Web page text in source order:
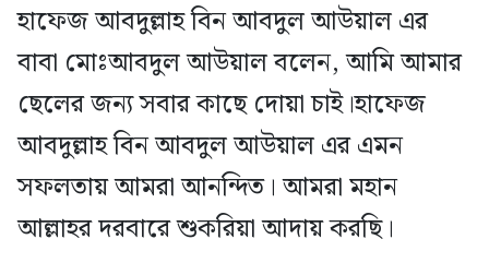
হাফেজ আবদুল্লাহ বিন আবদুল আউয়াল এর
বাবা মোঃআবদুল আউয়াল বলেন, আমি আমার
ছেলের জন্য সবার কাছে দোয়া চাই।হাফেজ
আবদুল্লাহ বিন আবদুল আউয়াল এর এমন
সফলতায় আমরা আনন্দিত। আমরা মহান
আল্লাহর দরবারে শুকরিয়া আদায় করছি।